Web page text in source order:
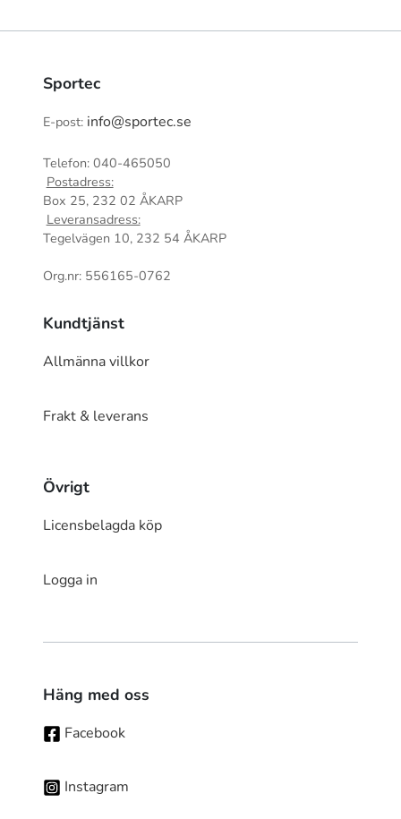
Sportec
E-post: info@sportec.se
Telefon: 040-465050
Postadress:
Box 25, 232 02 ÅKARP
Leveransadress:
Tegelvägen 10, 232 54 ÅKARP
Org.nr: 556165-0762
Kundtjänst
Allmänna villkor
Frakt & leverans
Övrigt
Licensbelagda köp
Logga in
Häng med oss
Facebook
Instagram